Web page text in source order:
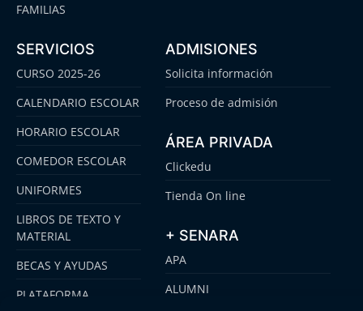
FAMILIAS
SERVICIOS
CURSO 2025-26
CALENDARIO ESCOLAR
HORARIO ESCOLAR
COMEDOR ESCOLAR
UNIFORMES
LIBROS DE TEXTO Y
MATERIAL
BECAS Y AYUDAS
PLATAFORMA
ADMISIONES
Solicita información
Proceso de admisión
ÁREA PRIVADA
Clickedu
Tienda On line
+ SENARA
APA
ALUMNI